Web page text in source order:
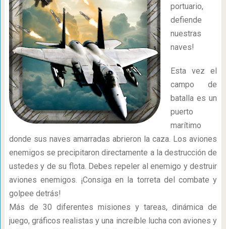
portuario,
defiende
nuestras
naves!
Esta vez el
campo de
batalla es un
puerto
marítimo
donde sus naves amarradas abrieron la caza. Los aviones
enemigos se precipitaron directamente a la destrucción de
ustedes y de su flota. Debes repeler al enemigo y destruir
aviones enemigos. ¡Consiga en la torreta del combate y
golpee detrás!
Más de 30 diferentes misiones y tareas, dinámica de
juego, gráficos realistas y una increíble lucha con aviones y